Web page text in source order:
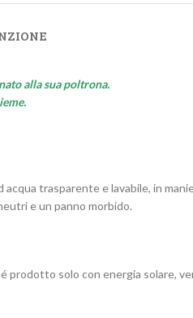
alla sua poltrona.
trasparente e lavabile, in
e un panno morbido.
prodotto solo con energia solare,